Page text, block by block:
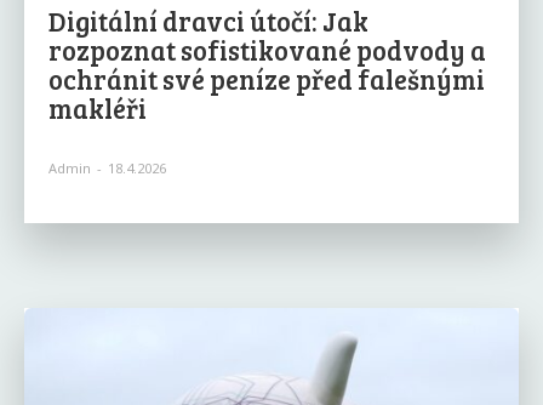
Digitální dravci útočí: Jak
rozpoznat sofistikované podvody a
ochránit své peníze před falešnými
makléři
Admin - 18.4.2026